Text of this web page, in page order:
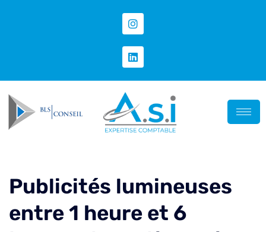
Publicités lumineuses
entre 1 heure et 6